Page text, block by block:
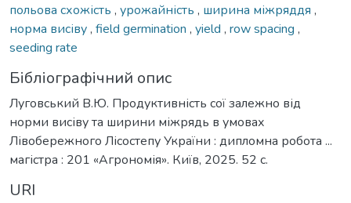
польова схожість , урожайність , ширина міжряддя ,
норма висіву, field germination , yield , row spacing ,
seeding rate
Бібліографічний опис
Луговський В.Ю. Продуктивність сої залежно від
норми висіву та ширини міжрядь в умовах
Лівобережного Лісостепу України : дипломна робота ...
магістра : 201 «Агрономія». Київ, 2025. 52 с.
URI